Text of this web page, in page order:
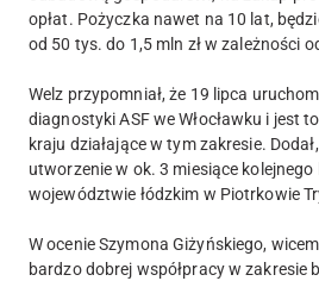
opłat. Pożyczka nawet na 10 lat,
od 50 tys. do 1,5 mln zł w zależności
Welz przypomniał, że 19 lipca
diagnostyki ASF we Włocławku i jest
kraju działające w tym zakresie.
utworzenie w ok. 3 miesiące
województwie łódzkim w Piotrkowie
W ocenie Szymona Giżyńskiego,
bardzo dobrej współpracy w zakresie